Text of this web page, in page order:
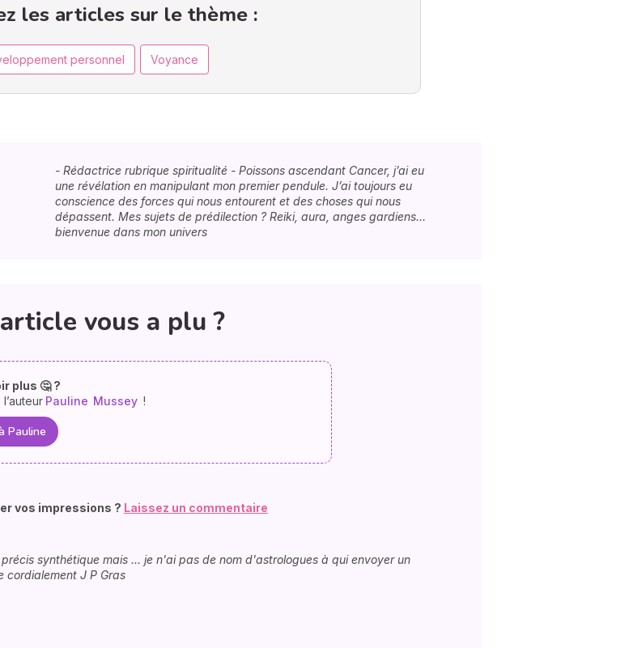
les articles sur le thème :
personnel Voyance
- Rédactrice rubrique spiritualité - Poissons ascendant Cancer, j’ai eu
une révélation en manipulant mon premier pendule. J’ai toujours eu
conscience des forces qui nous entourent et des choses qui nous
dépassent. Mes sujets de prédilection ? Reiki, aura, anges gardiens…
bienvenue dans mon univers
vous a plu ?
plus 🤔 ?
Pauline Mussey !
Pauline
vos impressions ? Laissez un commentaire
synthétique mais ... je n'ai pas de nom d'astrologues à qui envoyer un
cordialement J P Gras